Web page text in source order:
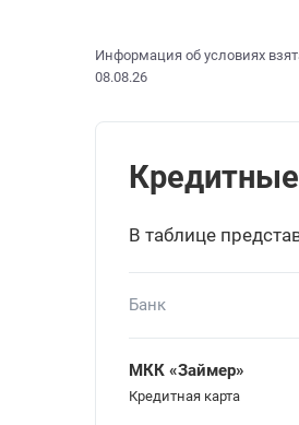
Информация об условиях
08.08.26
Кредитные
В таблице
Банк
МКК «Займер»
Кредитная карта